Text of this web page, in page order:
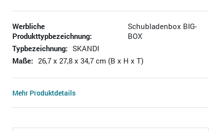
Werbliche
Produkttypbezeichnung:
Schubladenbox BIG-
BOX
Typbezeichnung: SKANDI
Maße: 26,7 x 27,8 x 34,7 cm (B x H x T)
Mehr Produktdetails